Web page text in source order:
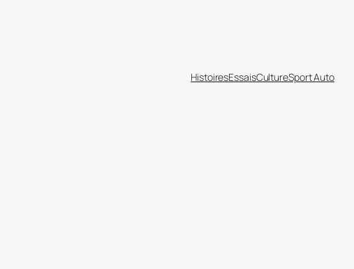
HistoiresEssaisCultureSport Auto